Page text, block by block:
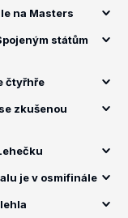
na Masters
státům
čtyřhře
zkušenou
je v osmifinále